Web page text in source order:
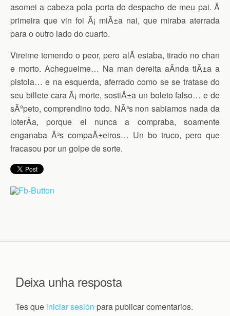
asomei a cabeza pola porta do despacho de meu pai. Ã
primeira que vin foi Ã¡ miÃ±a nai, que miraba aterrada
para o outro lado do cuarto.
Vireime temendo o peor, pero alÃ­ estaba, tirado no chan
e morto. Achegueime… Na man dereita aÃ­nda tiÃ±a a
pistola… e na esquerda, aferrado como se se tratase do
seu billete cara Ã¡ morte, sostiÃ±a un boleto falso… e de
sÃºpeto, comprendino todo. NÃ³s non sabiamos nada da
loterÃ­a, porque el nunca a compraba, soamente
enganaba Ã³s compaÃ±eiros… Un bo truco, pero que
fracasou por un golpe de sorte.
Deixa unha resposta
Tes que iniciar sesión para publicar comentarios.